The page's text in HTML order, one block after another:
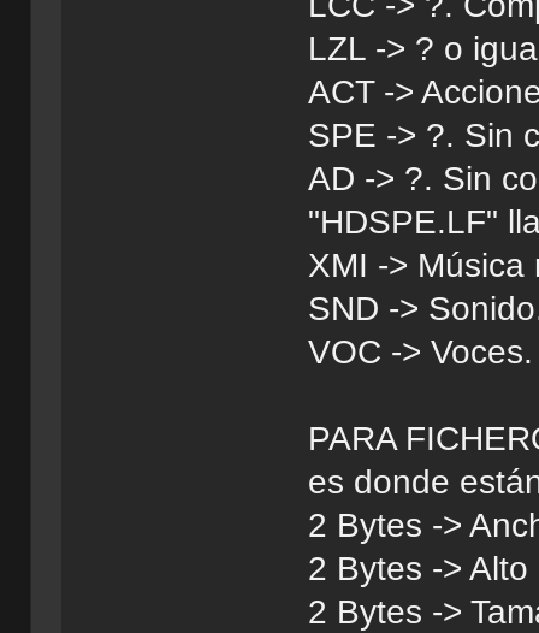
LZL -> ? o
ACT ->
SPE -> ?. Sin
AD -> ?. Sin
"HDSPE.LF"
XMI -> Música
SND ->
VOC -> Voces.
PARA
es donde
2 Bytes ->
2 Bytes ->
2 Bytes ->